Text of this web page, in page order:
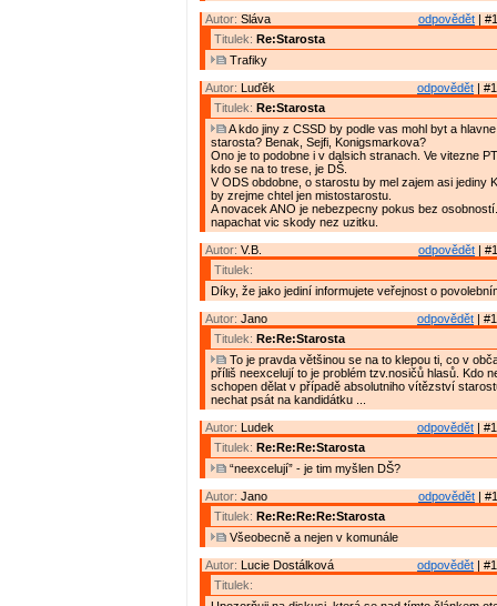
odpovědět |
Autor: Sláva
Titulek: Re:Starosta
Trafiky
odpovědět |
Autor: Luďěk
Titulek: Re:Starosta
A kdo jiny z CSSD by podle vas mohl byt a
starosta? Benak, Sejfi, Konigsmarkova?
Ono je to podobne i v dalsich stranach. Ve vitezne
kdo se na to trese, je DŠ.
V ODS obdobne, o starostu by mel zajem asi jediny
by zrejme chtel jen mistostarostu.
A novacek ANO je nebezpecny pokus bez
napachat vic skody nez uzitku.
odpovědět |
Autor: V.B.
Titulek:
Díky, že jako jediní informujete veřejnost o
odpovědět |
Autor: Jano
Titulek: Re:Re:Starosta
To je pravda většinou se na to klepou ti, co v
příliš neexcelují to je problém tzv.nosičů hlasů. Kdo
schopen dělat v případě absolutniho vítězství
nechat psát na kandidátku ...
odpovědět |
Autor: Ludek
Titulek: Re:Re:Re:Starosta
“neexcelují” - je tim myšlen DŠ?
odpovědět |
Autor: Jano
Titulek: Re:Re:Re:Re:Starosta
Všeobecně a nejen v komunále
odpovědět |
Autor: Lucie Dostálková
Titulek: